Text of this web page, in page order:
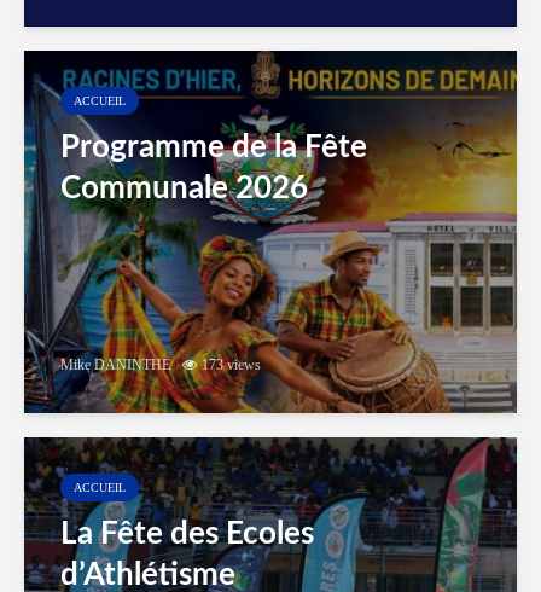
ACCUEIL
Programme de la Fête
Communale 2026
Mike DANINTHE 173 views
ACCUEIL
La Fête des Ecoles
d’Athlétisme